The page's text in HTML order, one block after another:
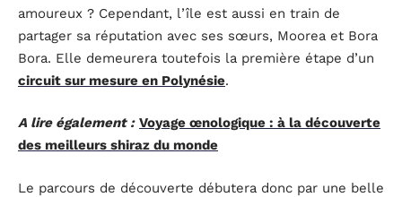
amoureux ? Cependant, l’île est aussi en train de
partager sa réputation avec ses sœurs, Moorea et Bora
Bora. Elle demeurera toutefois la première étape d’un
circuit sur mesure en Polynésie.
A lire également : Voyage œnologique : à la découverte
des meilleurs shiraz du monde
Le parcours de découverte débutera donc par une belle